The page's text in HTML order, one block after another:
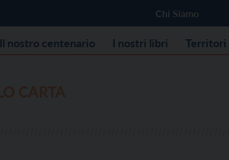
Chi Siamo
Il nostro centenario I nostri libri Territori